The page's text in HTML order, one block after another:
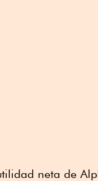
neta de